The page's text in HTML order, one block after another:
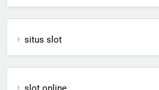
situs slot